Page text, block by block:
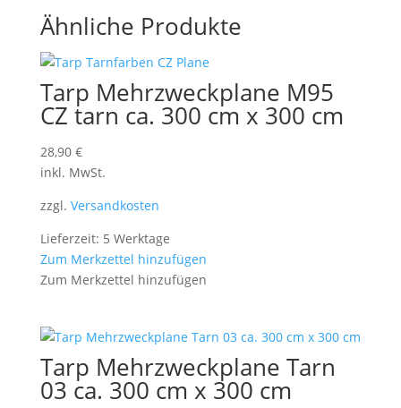
Ähnliche Produkte
Tarp Mehrzweckplane M95
CZ tarn ca. 300 cm x 300 cm
28,90 €
inkl. MwSt.
zzgl. Versandkosten
Lieferzeit: 5 Werktage
Zum Merkzettel hinzufügen
Zum Merkzettel hinzufügen
Tarp Mehrzweckplane Tarn
03 ca. 300 cm x 300 cm